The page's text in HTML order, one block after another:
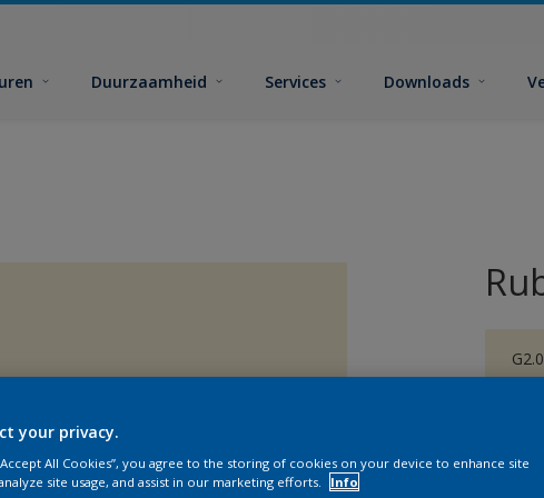
Duurzaamheid Services Downloads
your privacy.
All Cookies”, you agree to the storing of cookies on your device to enhance site
site usage, and assist in our marketing efforts.
Info